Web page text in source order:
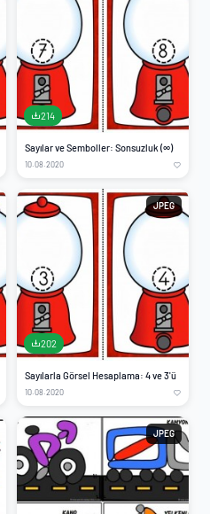
214
Sayılar ve Semboller: Sonsuzluk (∞)
10.08.2020
JPEG
202
Sayılarla Görsel Hesaplama: 4 ve 3'ü
10.08.2020
JPEG